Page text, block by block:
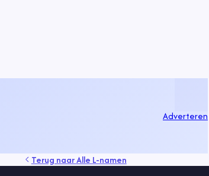
Adverteren
Terug naarAlle L-namen